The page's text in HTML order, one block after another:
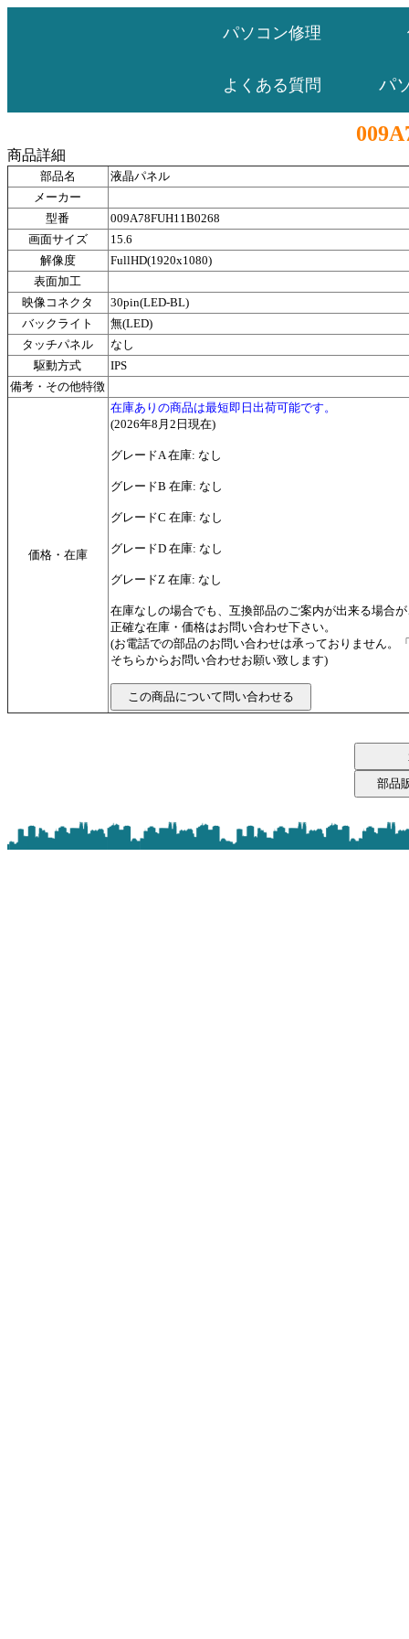
パソコン修理
よくある質問 パ
商品詳細
部品名
液晶パネル
メーカー
型番
009A78FUH11B0268
画面サイズ
15.6
解像度
FullHD(1920x1080)
表面加工
映像コネクタ
30pin(LED-BL)
バックライト
無(LED)
タッチパネル
なし
駆動方式
IPS
備考・その他特徴
価格・在庫
在庫ありの商品は最短即日出荷可能です。
(2026年8月2日現在)
グレードA 在庫: なし
グレードB 在庫: なし
グレードC 在庫: なし
グレードD 在庫: なし
グレードZ 在庫: なし
在庫なしの場合でも、互換部品のご案内が出来る場合
正確な在庫・価格はお問い合わせ下さい。
(お電話での部品のお問い合わせは承っておりません。
そちらからお問い合わせお願い致します)